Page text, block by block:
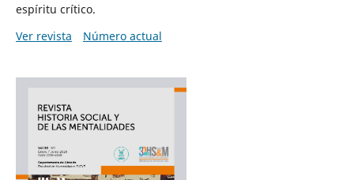
espíritu crítico.
Ver revista
Número actual